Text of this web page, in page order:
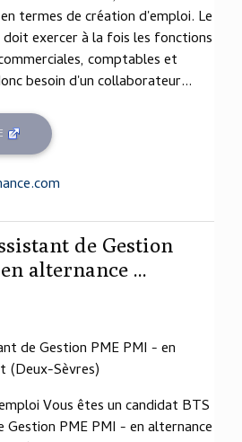
termes de création d'emploi. Le
exercer à la fois les fonctions
comptables et
besoin d'un collaborateur...
de Gestion
alternance ...
de Gestion PME PMI - en
(Deux-Sèvres)
Vous êtes un candidat BTS
Gestion PME PMI - en alternance